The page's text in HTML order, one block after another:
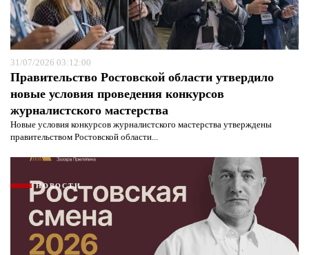
31/07/2026 03:12:00
Правительство Ростовской области утвердило
новые условия проведения конкурсов
журналистского мастерства
Новые условия конкурсов журналистского мастерства утверждены
правительством Ростовской области...
НОВОСТИ